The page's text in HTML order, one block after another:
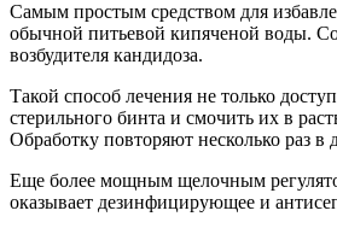
Самым простым средством для
обычной питьевой кипяченой воды.
возбудителя кандидоза.
Такой способ лечения не только
стерильного бинта и смочить их в
Обработку повторяют несколько раз в
Еще более мощным щелочным
оказывает дезинфицирующее и